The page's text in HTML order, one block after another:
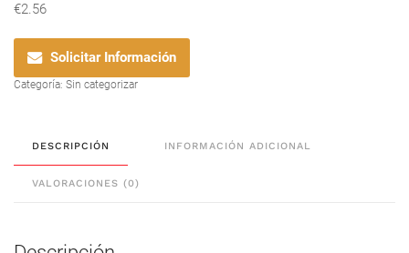
€2.56
Solicitar Información
Categoría: Sin categorizar
DESCRIPCIÓN INFORMACIÓN ADICIONAL
VALORACIONES (0)